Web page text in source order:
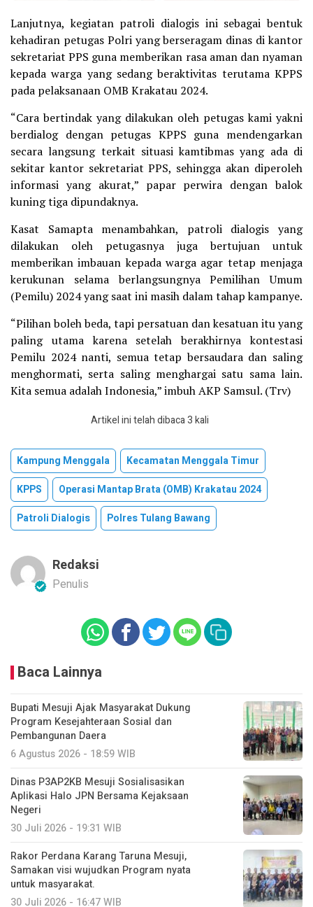
Lanjutnya, kegiatan patroli dialogis ini sebagai bentuk
kehadiran petugas Polri yang berseragam dinas di kantor
sekretariat PPS guna memberikan rasa aman dan nyaman
kepada warga yang sedang beraktivitas terutama KPPS
pada pelaksanaan OMB Krakatau 2024.
“Cara bertindak yang dilakukan oleh petugas kami yakni
berdialog dengan petugas KPPS guna mendengarkan
secara langsung terkait situasi kamtibmas yang ada di
sekitar kantor sekretariat PPS, sehingga akan diperoleh
informasi yang akurat,” papar perwira dengan balok
kuning tiga dipundaknya.
Kasat Samapta menambahkan, patroli dialogis yang
dilakukan oleh petugasnya juga bertujuan untuk
memberikan imbauan kepada warga agar tetap menjaga
kerukunan selama berlangsungnya Pemilihan Umum
(Pemilu) 2024 yang saat ini masih dalam tahap kampanye.
“Pilihan boleh beda, tapi persatuan dan kesatuan itu yang
paling utama karena setelah berakhirnya kontestasi
Pemilu 2024 nanti, semua tetap bersaudara dan saling
menghormati, serta saling menghargai satu sama lain.
Kita semua adalah Indonesia,” imbuh AKP Samsul. (Trv)
Artikel ini telah dibaca 3 kali
Kampung Menggala
Kecamatan Menggala Timur
KPPS
Operasi Mantap Brata (OMB) Krakatau 2024
Patroli Dialogis
Polres Tulang Bawang
Redaksi
Penulis
Baca Lainnya
Bupati Mesuji Ajak Masyarakat Dukung
Program Kesejahteraan Sosial dan
Pembangunan Daera
6 Agustus 2026 - 18:59 WIB
Dinas P3AP2KB Mesuji Sosialisasikan
Aplikasi Halo JPN Bersama Kejaksaan
Negeri
30 Juli 2026 - 19:31 WIB
Rakor Perdana Karang Taruna Mesuji,
Samakan visi wujudkan Program nyata
untuk masyarakat.
30 Juli 2026 - 16:47 WIB